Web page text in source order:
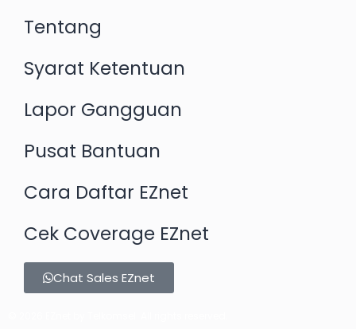
Tentang
Syarat Ketentuan
Lapor Gangguan
Pusat Bantuan
Cara Daftar EZnet
Cek Coverage EZnet
Chat Sales EZnet